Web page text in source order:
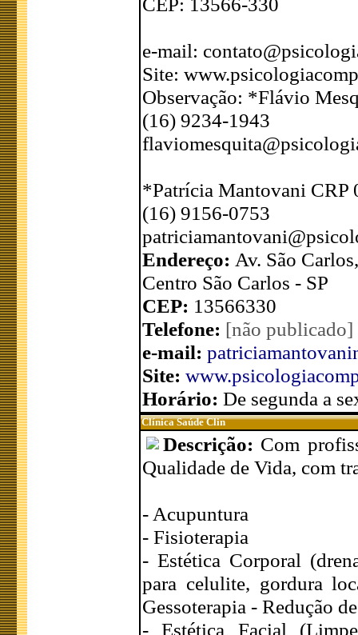
e-mail:
Site:
Observação: *Flávio
(16) 9234-1943
*Patrícia Mantovani CRP
(16) 9156-0753
Endereço: Av. São
Centro São Carlos - SP
CEP: 13566330
Telefone: [não publicado]
e-mail:
Site:
Horário: De segunda a
Clínica Saúde Clin
Descrição: Com
Qualidade de Vida, com
- Acupuntura
- Fisioterapia
- Estética Corporal
para celulite, gordura
Gessoterapia - Redução
- Estética Facial